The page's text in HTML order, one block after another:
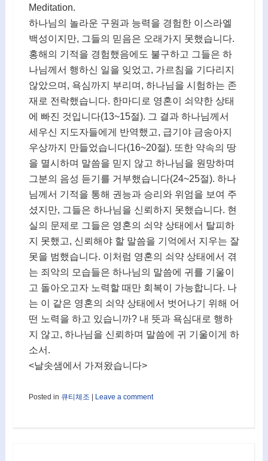
Meditation.
하나님의 놀라운 구원과 능력을 경험한 이스라엘
백성이지만, 그들의 믿음은 오래가지 못했습니다.
홍해의 기적을 경험했음에도 불구하고 그들은 하
나님께서 행하신 일을 잊었고, 가르침을 기다리지
않았으며, 욕심까지 부리며, 하나님을 시험하는 존
재로 전락했습니다. 한마디로 영혼이 쇠약한 상태
에 빠진 것입니다(13~15절). 그 결과 하나님께서
세우신 지도자들에게 반역했고, 급기야 금송아지
우상까지 만들었습니다(16~20절). 또한 약속의 땅
을 멸시하며 말씀을 믿지 않고 하나님을 원망하며
그분의 음성 듣기를 거부했습니다(24~25절). 하나
님께서 기적을 통해 권능과 승리와 위엄을 보여 주
셨지만, 그들은 하나님을 신뢰하지 못했습니다. 현
실의 문제로 그들은 영혼의 쇠약 상태에서 탈피하
지 못했고, 신뢰해야 할 말씀을 기억에서 지우는 잘
못을 범했습니다. 이처럼 영혼의 쇠약 상태에서 겪
는 죄악의 모습들은 하나님의 말씀에 귀를 기울이
고 돌아오고자 노력할 때만 회복이 가능합니다. 나
는 이 같은 영혼의 쇠약 상태에서 벗어나기 위해 어
떤 노력을 하고 있습니까? 내 뜻과 욕심대로 행하
지 않고, 하나님을 신뢰하며 말씀에 귀 기울이게 하
소서.
<날솟샘에서 가져왔습니다>
Posted in 큐티체조 Leave a comment